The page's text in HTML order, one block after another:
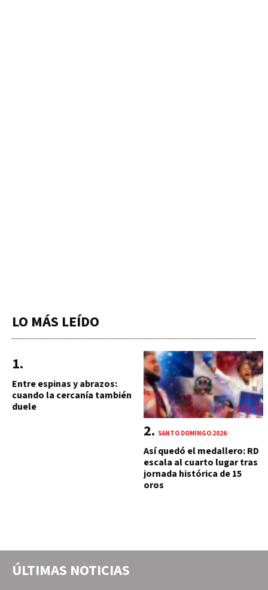
LO MÁS LEÍDO
Entre espinas y abrazos:
cuando la cercanía también
duele
SANTO DOMINGO 2026
Así quedó el medallero: RD
escala al cuarto lugar tras
jornada histórica de 15
oros
ÚLTIMAS NOTICIAS